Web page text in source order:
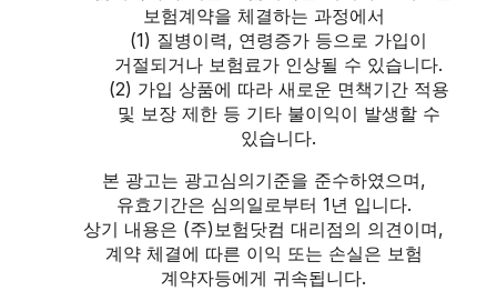
보험계약을 체결하는 과정에서
(1) 질병이력, 연령증가 등으로 가입이
거절되거나 보험료가 인상될 수 있습니다.
(2) 가입 상품에 따라 새로운 면책기간 적용
및 보장 제한 등 기타 불이익이 발생할 수
있습니다.
본 광고는 광고심의기준을 준수하였으며,
유효기간은 심의일로부터 1년 입니다.
상기 내용은 (주)보험닷컴 대리점의 의견이며,
계약 체결에 따른 이익 또는 손실은 보험
계약자등에게 귀속됩니다.